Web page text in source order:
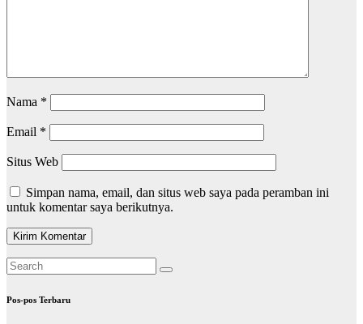
Nama *
Email *
Situs Web
Simpan nama, email, dan situs web saya pada peramban ini
untuk komentar saya berikutnya.
Pos-pos Terbaru